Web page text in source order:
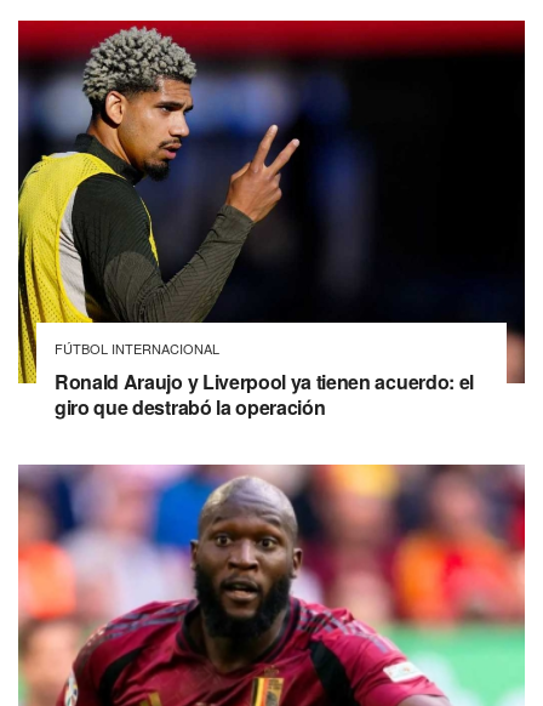
FÚTBOL INTERNACIONAL
Ronald Araujo y Liverpool ya tienen acuerdo: el
giro que destrabó la operación